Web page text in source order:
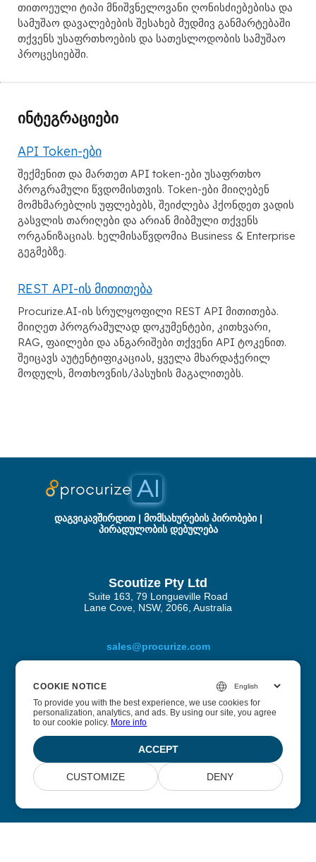
თითოეული ტიპი მნიშვნელოვანი ღონისძიებებისა და
სამუშაო დავალებების შესახებ მუდმივ განმარტებაში
თქვენს უსაფრთხოების და სათესლოდობის სამუშაო
პროცესიებში.
ინტეგრაციები
API Token-ები
შექმენით და მართეთ API token-ები უსაფრთხო
პროგრამული წვდომისთვის. Token-ები მიიღებენ
მომხმარებლის უფლებებს, შეიძლება ჰქონდეთ ვადის
გასვლის თარიღები და არიან მიბმული თქვენს
ორგანიზაციას. ხელმისაწვდომია Business & Enterprise
გეგმებზე.
REST API-ის მითითება
Procurize.AI-ის სრულყოფილი REST API მითითება.
მიიღეთ პროგრამულად დოკუმენტები, კითხვარი,
RAG, ფაილები და ანგარიშები თქვენი API ტოკენით.
შეიცავს აუტენტიფიკაციას, ყველა მხარდაჭერილ
მოდულს, მოთხოვნის/პასუხის მაგალითებს.
დაგვიკავშირდით| მომსახურების პირობები|
პირადულობის დებულება
Scoutize Pty Ltd
Suite 163, 79 Longueville Road
Lane Cove, NSW, 2066, Australia
sales@procurize.com
Procurize AI-ს შესახებ
ჩვენ ვეხმარებით კომპანიებს უსაფრთხოების და
შესაბამისობის პროცესებიდან მანუალური სამუშაოის
© 2026 Scoutize Pty Ltd
COOKIE NOTICE
To provide you with the best experience, we use cookies for
personalization, analytics, and ads. By using our site, you agree
to our cookie policy. More info
ACCEPT
CUSTOMIZE DENY
COOKIE NOTICE
To provide you with the best experience, we use cookies for
personalization, analytics, and ads. By using our site, you agree
to our cookie policy. More info
ACCEPT
CUSTOMIZE DENY